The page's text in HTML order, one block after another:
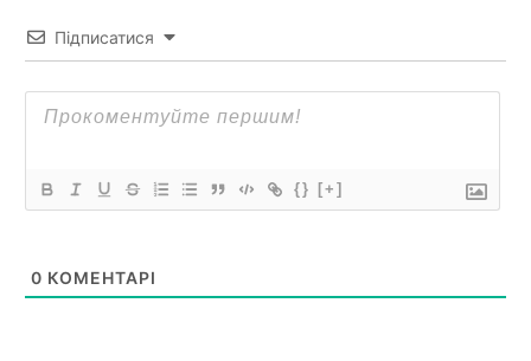
Підписатися
{} [+]
0 КОМЕНТАРІ